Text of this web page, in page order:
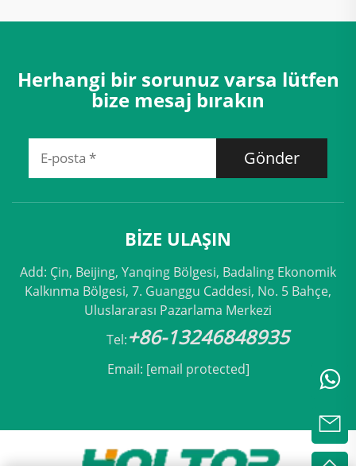
Herhangi bir sorunuz varsa lütfen
bize mesaj bırakın
Gönder
BIZE ULAŞIN
Add: Çin, Beijing, Yanqing Bölgesi, Badaling Ekonomik
Kalkınma Bölgesi, 7. Guanggu Caddesi, No. 5 Bahçe,
Uluslararası Pazarlama Merkezi
Tel:+86-13246848935
Email: [email protected]